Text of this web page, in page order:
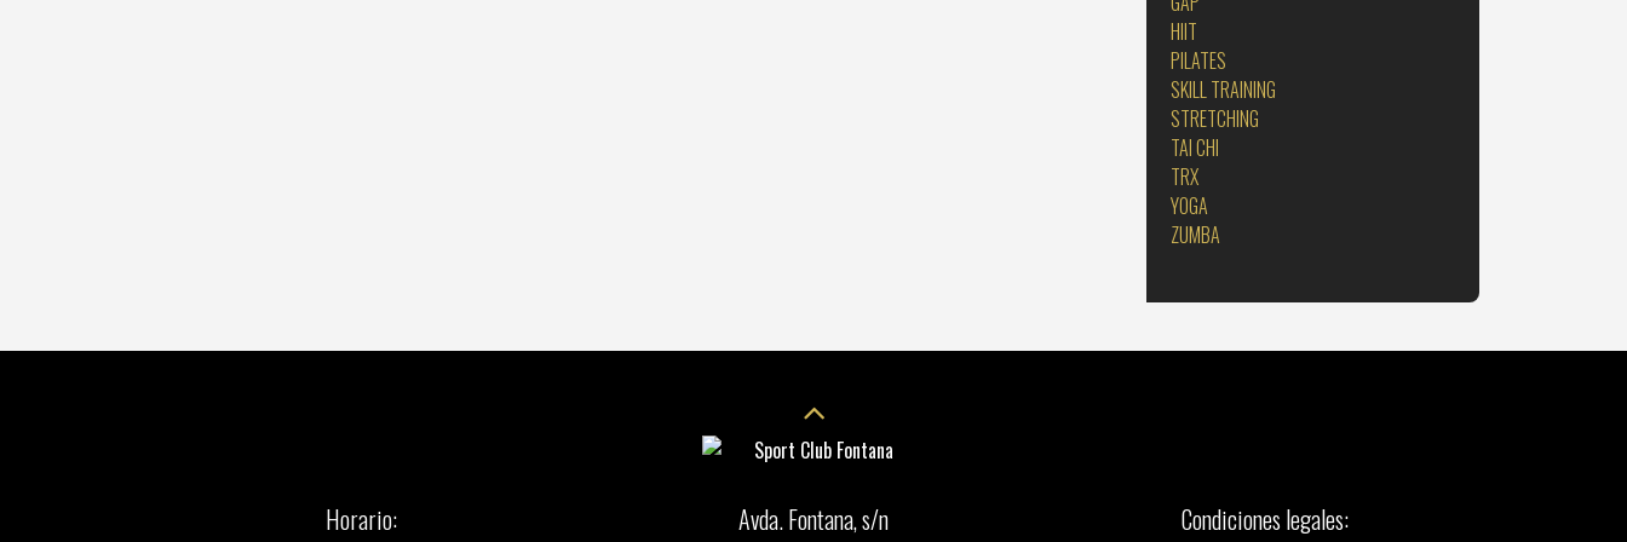
HIIT
PILATES
SKILL TRAINING
STRETCHING
TAI CHI
TRX
YOGA
ZUMBA
Horario:
Avda. Fontana, s/n
Condiciones legales: